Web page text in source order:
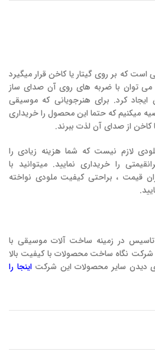
که بر روی گیتار یا کاخن قرار میگیرد
می توان با ضربه های روی آن صدای ساز
ایجاد کرد. برای هنرجویانی که موسیقی
میکنیم که حتما این محصول را خریداری
کاخن از صدای آن لذت ببرند.
لازم نیست که شما هزینه زیادی را
را خریداری نمایید. میتوانید با
قیمت ، براحتی کیفیت ملودی نواخته
در زمینه ساخت آلات موسیقی با
نگاه ساخت محصولات با کیفیت بالا
دیدن سایر محصولات این شرکتاینجا را